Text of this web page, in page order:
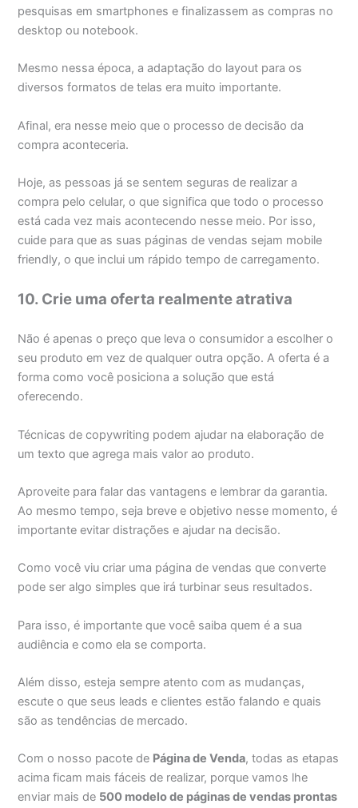
pesquisas em smartphones e finalizassem as compras no
desktop ou notebook.
Mesmo nessa época, a adaptação do layout para os
diversos formatos de telas era muito importante.
Afinal, era nesse meio que o processo de decisão da
compra aconteceria.
Hoje, as pessoas já se sentem seguras de realizar a
compra pelo celular, o que significa que todo o processo
está cada vez mais acontecendo nesse meio. Por isso,
cuide para que as suas páginas de vendas sejam mobile
friendly, o que inclui um rápido tempo de carregamento.
10. Crie uma oferta realmente atrativa
Não é apenas o preço que leva o consumidor a escolher o
seu produto em vez de qualquer outra opção. A oferta é a
forma como você posiciona a solução que está
oferecendo.
Técnicas de copywriting podem ajudar na elaboração de
um texto que agrega mais valor ao produto.
Aproveite para falar das vantagens e lembrar da garantia.
Ao mesmo tempo, seja breve e objetivo nesse momento, é
importante evitar distrações e ajudar na decisão.
Como você viu criar uma página de vendas que converte
pode ser algo simples que irá turbinar seus resultados.
Para isso, é importante que você saiba quem é a sua
audiência e como ela se comporta.
Além disso, esteja sempre atento com as mudanças,
escute o que seus leads e clientes estão falando e quais
são as tendências de mercado.
Com o nosso pacote de Página de Venda, todas as etapas
acima ficam mais fáceis de realizar, porque vamos lhe
enviar mais de 500 modelo de páginas de vendas prontas